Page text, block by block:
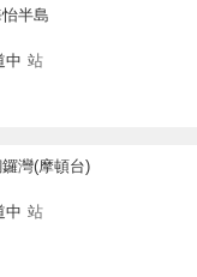
半島
中 站
灣(摩頓台)
中 站